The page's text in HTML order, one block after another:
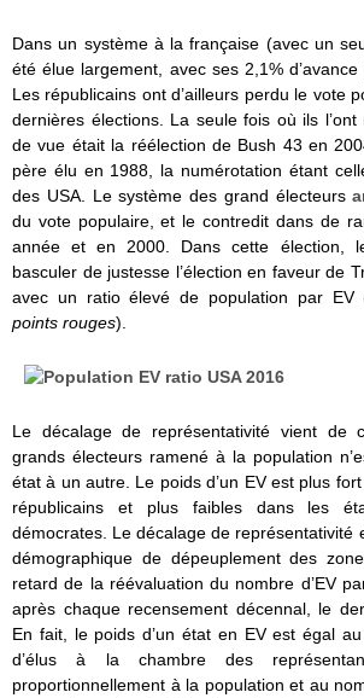
Dans un système à la française (avec un
été élue largement, avec ses 2,1%
Les républicains ont d’ailleurs perdu le vote
dernières élections. La seule fois où ils
de vue était la réélection de Bush 43 en
père élu en 1988, la numérotation étant
des USA. Le système des grand électeurs
du vote populaire, et le contredit dans de
année et en 2000. Dans cette élection,
basculer de justesse l’élection en faveur de
avec un ratio élevé de population par EV
points rouges).
Le décalage de représentativité vient de
grands électeurs ramené à la population
état à un autre. Le poids d’un EV est plus
républicains et plus faibles dans les
démocrates. Le décalage de représentativité
démographique de dépeuplement des
retard de la réévaluation du nombre d’EV
après chaque recensement décennal, le
En fait, le poids d’un état en EV est égal
d’élus à la chambre des
proportionnellement à la population et au